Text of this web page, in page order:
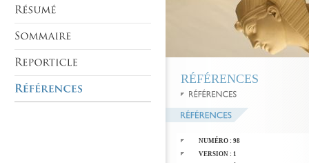
RÉFÉRENCES
NUMÉRO : 98
VERSION : 1